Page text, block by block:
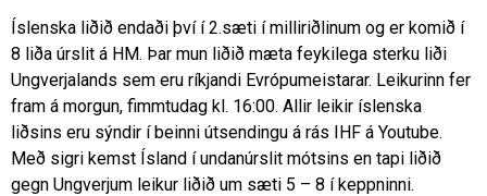
Íslenska liðið endaði því í 2.sæti í milliriðlinum og er komið í
8 liða úrslit á HM. Þar mun liðið mæta feykilega sterku liði
Ungverjalands sem eru ríkjandi Evrópumeistarar. Leikurinn fer
fram á morgun, fimmtudag kl. 16:00. Allir leikir íslenska
liðsins eru sýndir í beinni útsendingu á rás IHF á Youtube.
Með sigri kemst Ísland í undanúrslit mótsins en tapi liðið
gegn Ungverjum leikur liðið um sæti 5 – 8 í keppninni.